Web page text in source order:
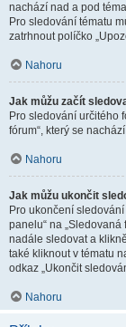
nachází nad a pod
Pro sledování tématu
zatrhnout políčko
Nahoru
Jak můžu začít
Pro sledování určitého
fórum“, který se
Nahoru
Jak můžu ukončit
Pro ukončení
panelu“ na „Sledovaná
nadále sledovat a
také kliknout v tématu
odkaz „Ukončit
Nahoru